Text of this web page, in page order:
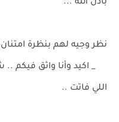
بأذن الله ...
نظر وجيه لهم بنظرة
_ اكيد وأنا واثق فيكم ..
اللي فاتت ..